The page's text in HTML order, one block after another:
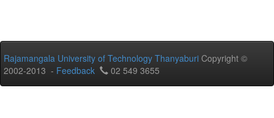
Rajamangala University of Technology Thanyaburi Copyright ©
2002-2013 - Feedback 02 549 3655